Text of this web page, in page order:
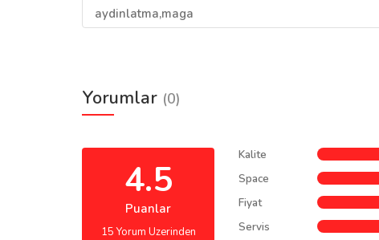
aydinlatma,maga
Yorumlar (0)
4.5
Puanlar
15 Yorum Uzerinden
Kalite
Space
Fiyat
Servis